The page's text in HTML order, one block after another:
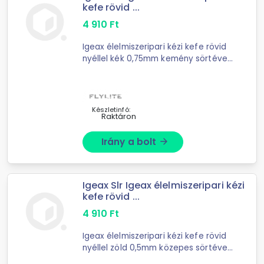
kefe rövid ...
4 910 Ft
Igeax élelmiszeripari kézi kefe rövid
nyéllel kék 0,75mm kemény sörtével
Készletinfó:
Raktáron
Irány a bolt arrow_forward
Igeax Slr Igeax élelmiszeripari kézi
kefe rövid ...
4 910 Ft
Igeax élelmiszeripari kézi kefe rövid
nyéllel zöld 0,5mm közepes sörtével